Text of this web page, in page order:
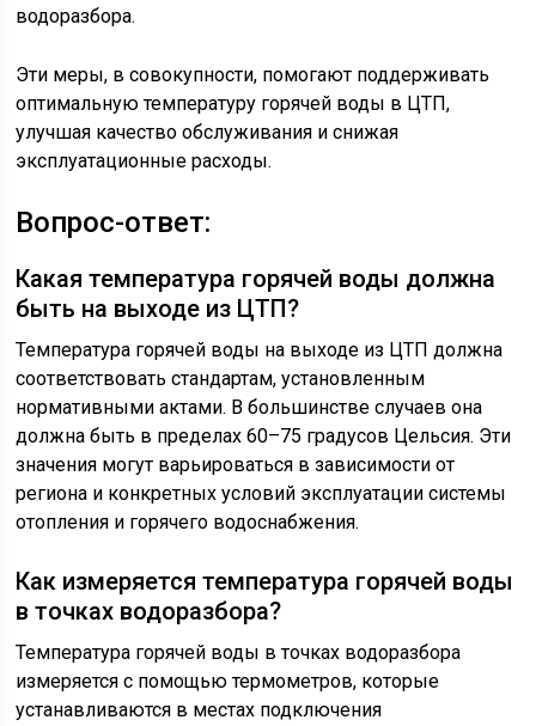
водоразбора.
Эти меры, в совокупности, помогают поддерживать
оптимальную температуру горячей воды в ЦТП,
улучшая качество обслуживания и снижая
эксплуатационные расходы.
Вопрос-ответ:
Какая температура горячей воды должна
быть на выходе из ЦТП?
Температура горячей воды на выходе из ЦТП должна
соответствовать стандартам, установленным
нормативными актами. В большинстве случаев она
должна быть в пределах 60–75 градусов Цельсия. Эти
значения могут варьироваться в зависимости от
региона и конкретных условий эксплуатации системы
отопления и горячего водоснабжения.
Как измеряется температура горячей воды
в точках водоразбора?
Температура горячей воды в точках водоразбора
измеряется с помощью термометров, которые
устанавливаются в местах подключения